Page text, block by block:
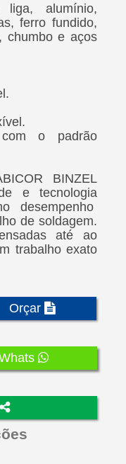
alumínio,
ferro fundido,
chumbo e aços
com o padrão
BINZEL
e tecnologia
desempenho
de soldagem.
até ao
trabalho exato
Orçar